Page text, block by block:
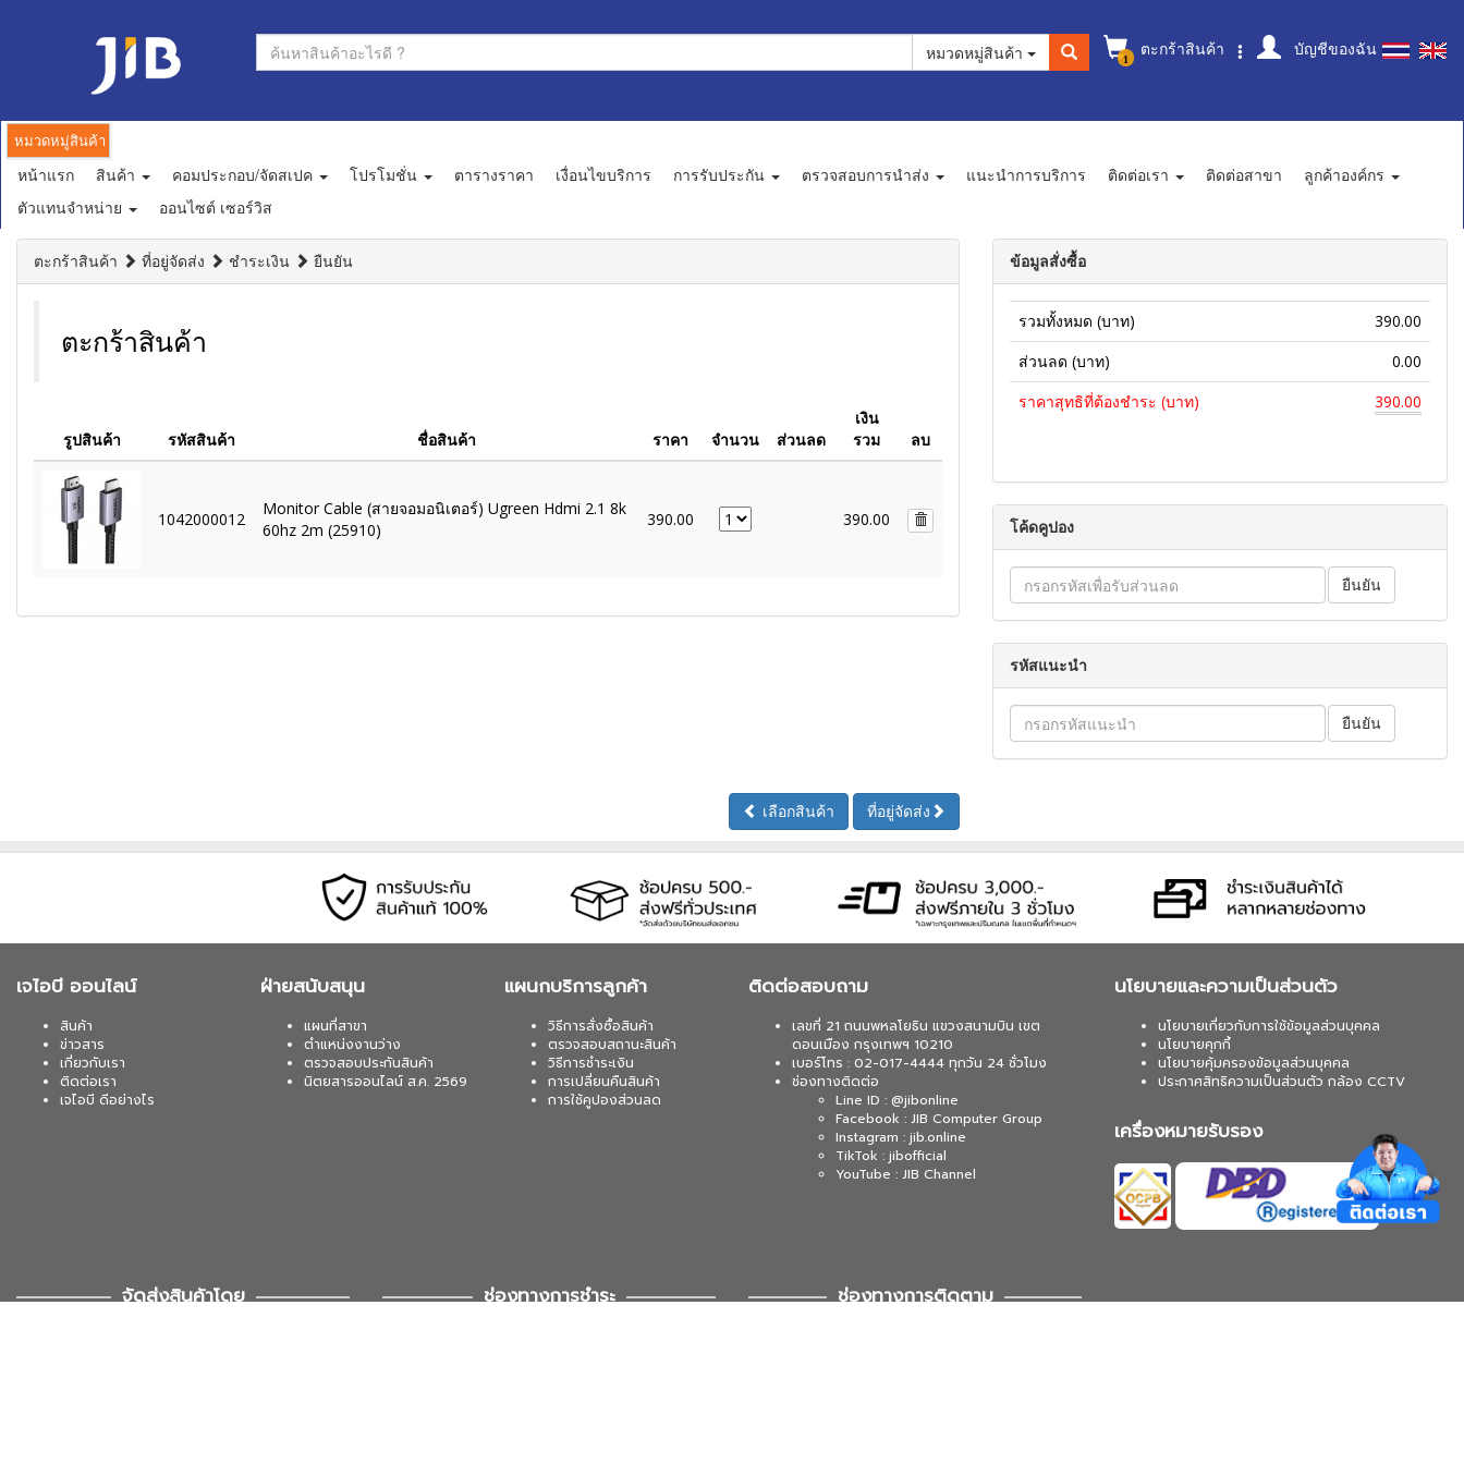
1 ตะกร้าสินค้า บัญชีของฉัน
หมวดหมู่สินค้า
หมวดหมู่สินค้า
หน้าแรก สินค้า คอมประกอบ/จัดสเปค โปรโมชั่น ตารางราคา เงื่อนไขบริการ การรับประกัน ตรวจสอบการนำส่ง แนะนำการบริการ ติดต่อเรา ติดต่อสาขา
ลูกค้าองค์กร
ตัวแทนจำหน่าย
ออนไซต์ เซอร์วิส
ตะกร้าสินค้า ที่อยู่จัดส่ง ชำระเงิน ยืนยัน
ตะกร้าสินค้า
รูปสินค้า รหัสสินค้า ชื่อสินค้า ราคา จำนวน ส่วนลด
เงิน
รวม
ลบ
1042000012
Monitor Cable (สายจอมอนิเตอร์) Ugreen Hdmi 2.1 8k
60hz 2m (25910)
390.00 390.00
ข้อมูลสั่งซื้อ
รวมทั้งหมด (บาท)
390.00
ส่วนลด (บาท)
0.00
ราคาสุทธิที่ต้องชำระ (บาท)
390.00
โค้ดคูปอง
รหัสแนะนำ
เลือกสินค้า ที่อยู่จัดส่ง
เจไอบี ออนไลน์
สินค้า
ข่าวสาร
เกี่ยวกับเรา
ติดต่อเรา
เจไอบี ดีอย่างไร
ฝ่ายสนับสนุน
แผนที่สาขา
ตำแหน่งงานว่าง
ตรวจสอบประกันสินค้า
นิตยสารออนไลน์ ส.ค. 2569
แผนกบริการลูกค้า
วิธีการสั่งซื้อสินค้า
ตรวจสอบสถานะสินค้า
วิธีการชำระเงิน
การเปลี่ยนคืนสินค้า
การใช้คูปองส่วนลด
ติดต่อสอบถาม
เลขที่ 21 ถนนพหลโยธิน แขวงสนามบิน เขต
ดอนเมือง กรุงเทพฯ 10210
เบอร์โทร : 02-017-4444 ทุกวัน 24 ชั่วโมง
ช่องทางติดต่อ
Line ID : @jibonline
Facebook : JIB Computer Group
Instagram : jib.online
TikTok : jibofficial
YouTube : JIB Channel
นโยบายและความเป็นส่วนตัว
นโยบายเกี่ยวกับการใช้ข้อมูลส่วนบุคคล
นโยบายคุกกี้
นโยบายคุ้มครองข้อมูลส่วนบุคคล
ประกาศสิทธิความเป็นส่วนตัว กล้อง CCTV
เครื่องหมายรับรอง
จัดส่งสินค้าโดย ช่องทางการชำระ ช่องทางการติดตาม